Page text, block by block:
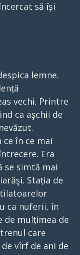
să își
lemne.
vechi. Printre
ca aşchii de
în ce mai
Era
se simtă mai
Stația de
ca nuferii, în
de mulțimea de
care
vîrf de ani de